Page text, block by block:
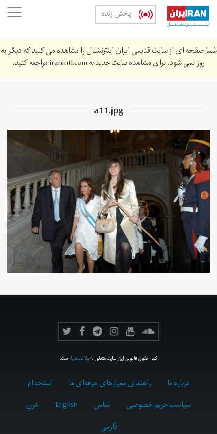
Skip
main
content
پخش زنده
شما صفحه ای از سایت قدیمی ایران اینترنشنال را مشاهده می کنید که دیگر به
روز نمی شود. برای مشاهده سایت جدید بهiranintl.comمراجعه کنید.
a11.jpg
کلیه حقوق قانونی این سایت متعلق بهولانت‌مدیااست.
درباره ما راهنمای معیارهای حرفه‌ای ما
استخدام
سیاست حریم خصوصی
تماس English
عربي
فارسى